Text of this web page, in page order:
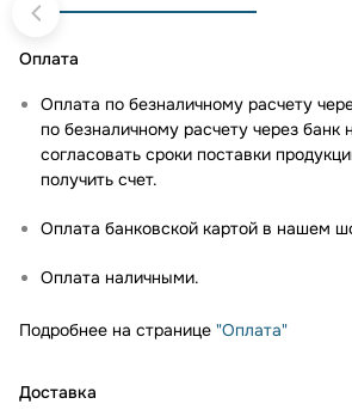
Оплата
Оплата по безналичному расчету
по безналичному расчету через банк
согласовать сроки поставки
получить счет.
Оплата банковской картой в нашем
Оплата наличными.
Подробнее на странице "Оплата"
Доставка